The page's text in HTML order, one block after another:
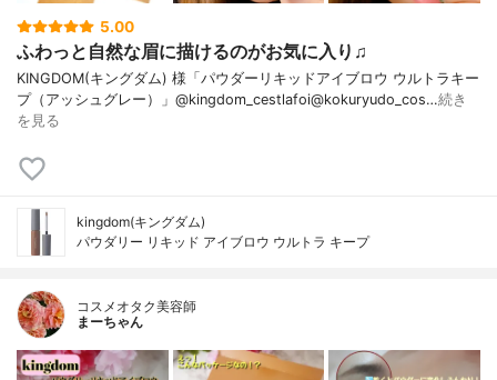
5.00
ふわっと自然な眉に描けるのがお気に入り♫
KINGDOM(キングダム) 様「パウダーリキッドアイブロウ ウルトラキー
プ（アッシュグレー）」@kingdom_cestlafoi@kokuryudo_cos…続き
を見る
kingdom(キングダム)
パウダリー リキッド アイブロウ ウルトラ キープ
コスメオタク美容師
まーちゃん